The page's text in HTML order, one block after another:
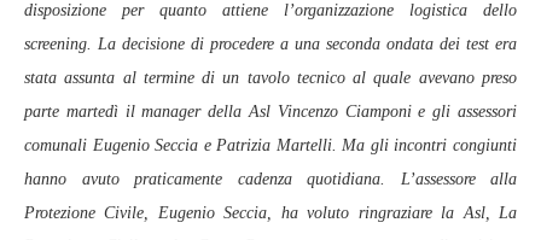
disposizione per quanto attiene l’organizzazione logistica dello
screening. La decisione di procedere a una seconda ondata dei test era
stata assunta al termine di un tavolo tecnico al quale avevano preso
parte martedì il manager della Asl Vincenzo Ciamponi e gli assessori
comunali Eugenio Seccia e Patrizia Martelli. Ma gli incontri congiunti
hanno avuto praticamente cadenza quotidiana. L’assessore alla
Protezione Civile, Eugenio Seccia, ha voluto ringraziare la Asl, La